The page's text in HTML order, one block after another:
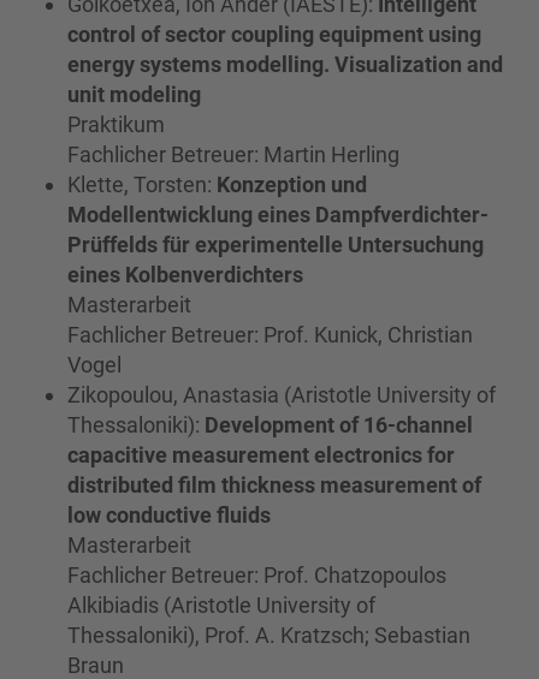
control of sector coupling equipment using
energy systems modelling. Visualization and
unit modeling
Praktikum
Fachlicher Betreuer: Martin Herling
Klette, Torsten: Konzeption und
Modellentwicklung eines Dampfverdichter-
Prüffelds für experimentelle Untersuchung
eines Kolbenverdichters
Masterarbeit
Fachlicher Betreuer: Prof. Kunick, Christian
Vogel
Zikopoulou, Anastasia (Aristotle University of
Thessaloniki): Development of 16-channel
capacitive measurement electronics for
distributed film thickness measurement of
low conductive fluids
Masterarbeit
Fachlicher Betreuer: Prof. Chatzopoulos
Alkibiadis (Aristotle University of
Thessaloniki), Prof. A. Kratzsch; Sebastian
Braun